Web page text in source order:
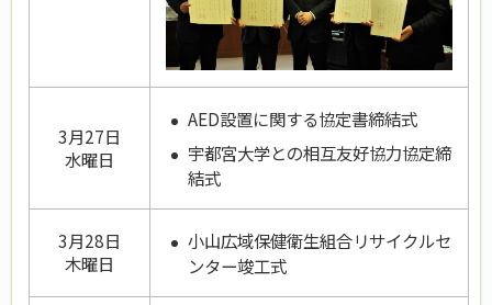
3月27日
水曜日
AED設置に関する協定書締結式
宇都宮大学との相互友好協力協定締
結式
3月28日
木曜日
小山広域保健衛生組合リサイクルセ
ンター竣工式